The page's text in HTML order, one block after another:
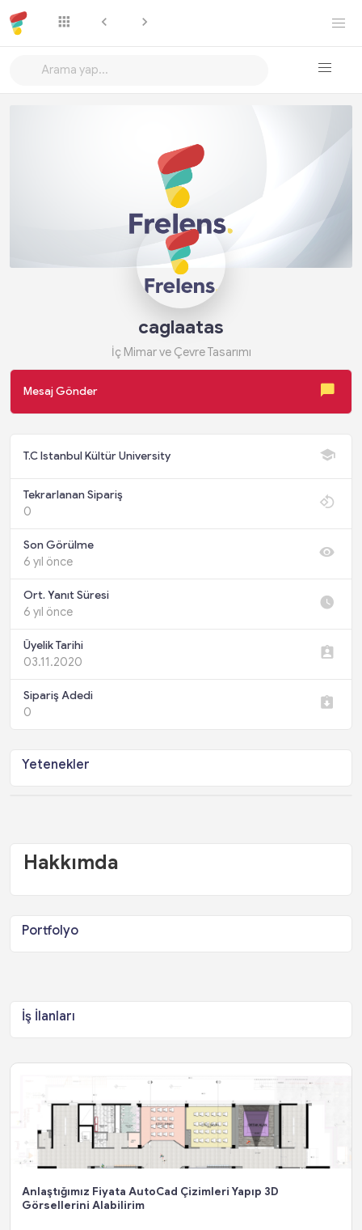
Takip Et
caglaatas
İç Mimar ve Çevre Tasarımı
Mesaj Gönder
T.C Istanbul Kültür University
Tekrarlanan Sipariş
0
Son Görülme
6 yıl önce
Ort. Yanıt Süresi
6 yıl önce
Üyelik Tarihi
03.11.2020
Sipariş Adedi
0
Yetenekler
Hakkımda
Portfolyo
İş İlanları
Anlaştığımız Fiyata AutoCad Çizimleri Yapıp 3D
Görsellerini Alabilirim